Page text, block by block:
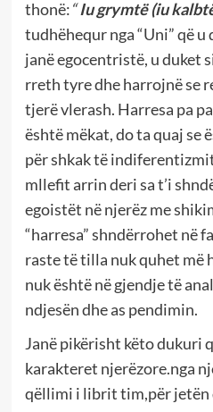
thonë:“Iu grymtë (iu
tudhëhequr nga “Uni” që
janë egocentristë, u duket
rreth tyre dhe harrojnë se
tjerë vlerash. Harresa pa
është mëkat, do ta quaj se
për shkak të
mllefit arrin deri sa t’i
egoistët në njerëz me
“harresa” shndërrohet në
raste të tilla nuk quhet më
nuk është në gjendje të
ndjesën dhe as pendimin.
Janë pikërisht këto dukuri
karakteret njerëzore.nga
qëllimi i librit tim,për jetën